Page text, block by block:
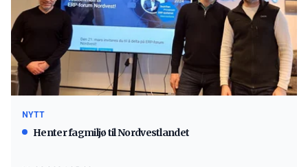
NYTT
Henter fagmiljø til Nordvestlandet